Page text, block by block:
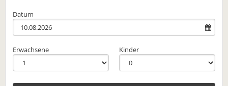
Datum
Erwachsene Kinder